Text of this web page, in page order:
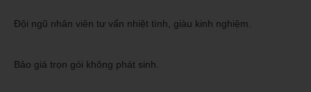
Đội ngũ nhân viên tư vấn nhiệt tình, giàu kinh nghiệm.
Bảo giá trọn gói không phát sinh.